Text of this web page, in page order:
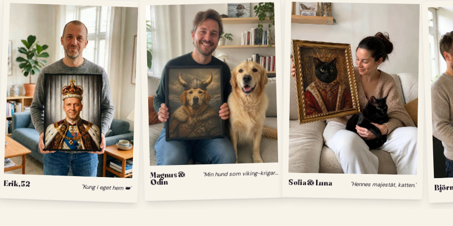
Erik, 52 "Kung i eget hem 👑"
Magnus &
Odin
"
Min hund som viking-krigare."
Sofia & Luna "Hennes majestät, katten."